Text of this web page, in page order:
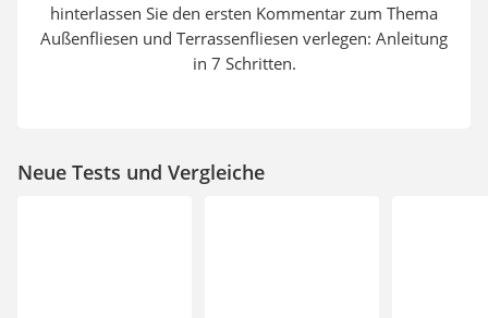
hinterlassen Sie den ersten Kommentar zum Thema
Außenfliesen und Terrassenfliesen verlegen: Anleitung
in 7 Schritten.
Neue Tests und Vergleiche